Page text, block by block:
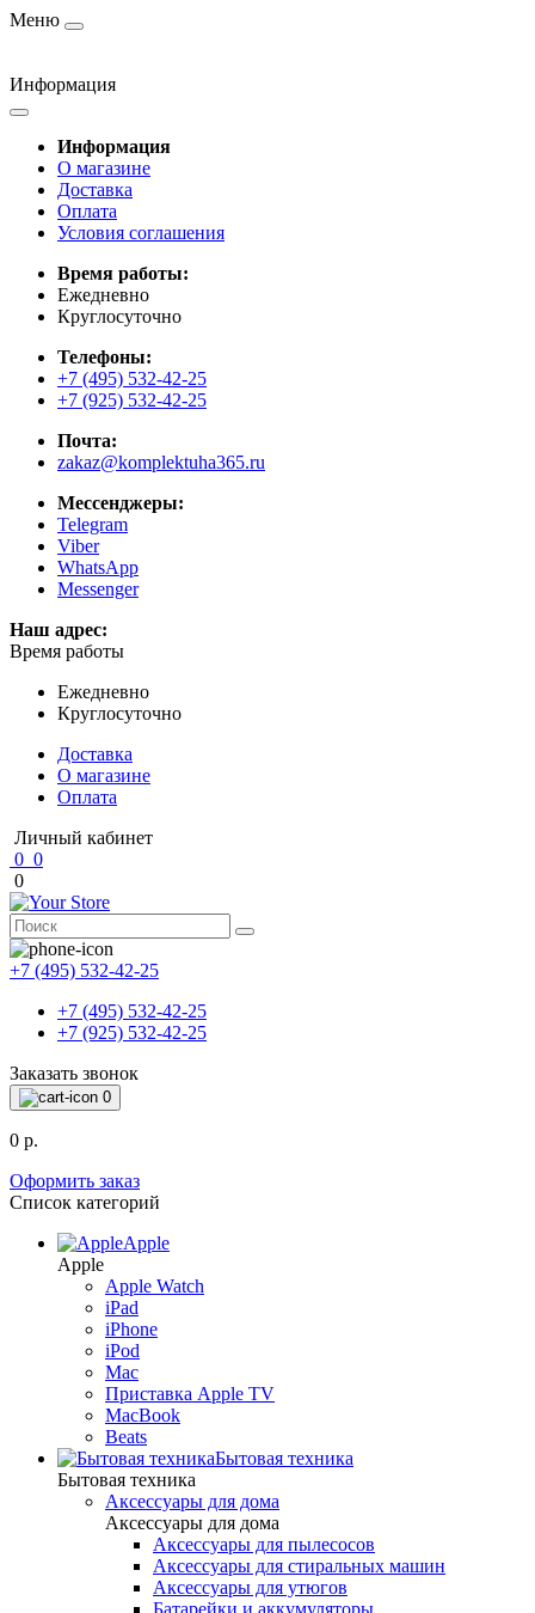
Меню
Информация
Информация
О магазине
Доставка
Оплата
Условия соглашения
Время работы:
Ежедневно
Круглосуточно
Телефоны:
+7 (495) 532-42-25
+7 (925) 532-42-25
Почта:
zakaz@komplektuha365.ru
Мессенджеры:
Telegram
Viber
WhatsApp
Messenger
Наш адрес:
Время работы
Ежедневно
Круглосуточно
Доставка
О магазине
Оплата
Личный кабинет
0 0
0
+7 (495) 532-42-25
+7 (495) 532-42-25
+7 (925) 532-42-25
Заказать звонок
0
0 р.
Оформить заказ
Список категорий
Apple
Apple
Apple Watch
iPad
iPhone
iPod
Mac
Приставка Apple TV
MacBook
Beats
Бытовая техника
Бытовая техника
Аксессуары для дома
Аксессуары для дома
Аксессуары для пылесосов
Аксессуары для стиральных машин
Аксессуары для утюгов
Батарейки и аккумуляторы